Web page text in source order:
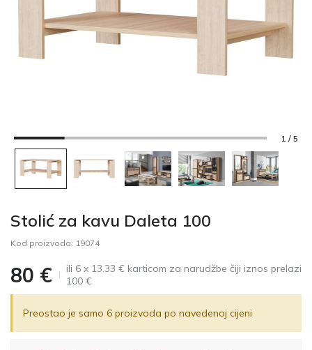
01 8000 383
4.8
1 / 5
Stolić za kavu Daleta 100
Kod proizvoda: 19074
80 €
ili 6 x 13.33 € karticom za narudžbe čiji iznos prelazi
100 €
Preostao je samo 6 proizvoda po navedenoj cijeni